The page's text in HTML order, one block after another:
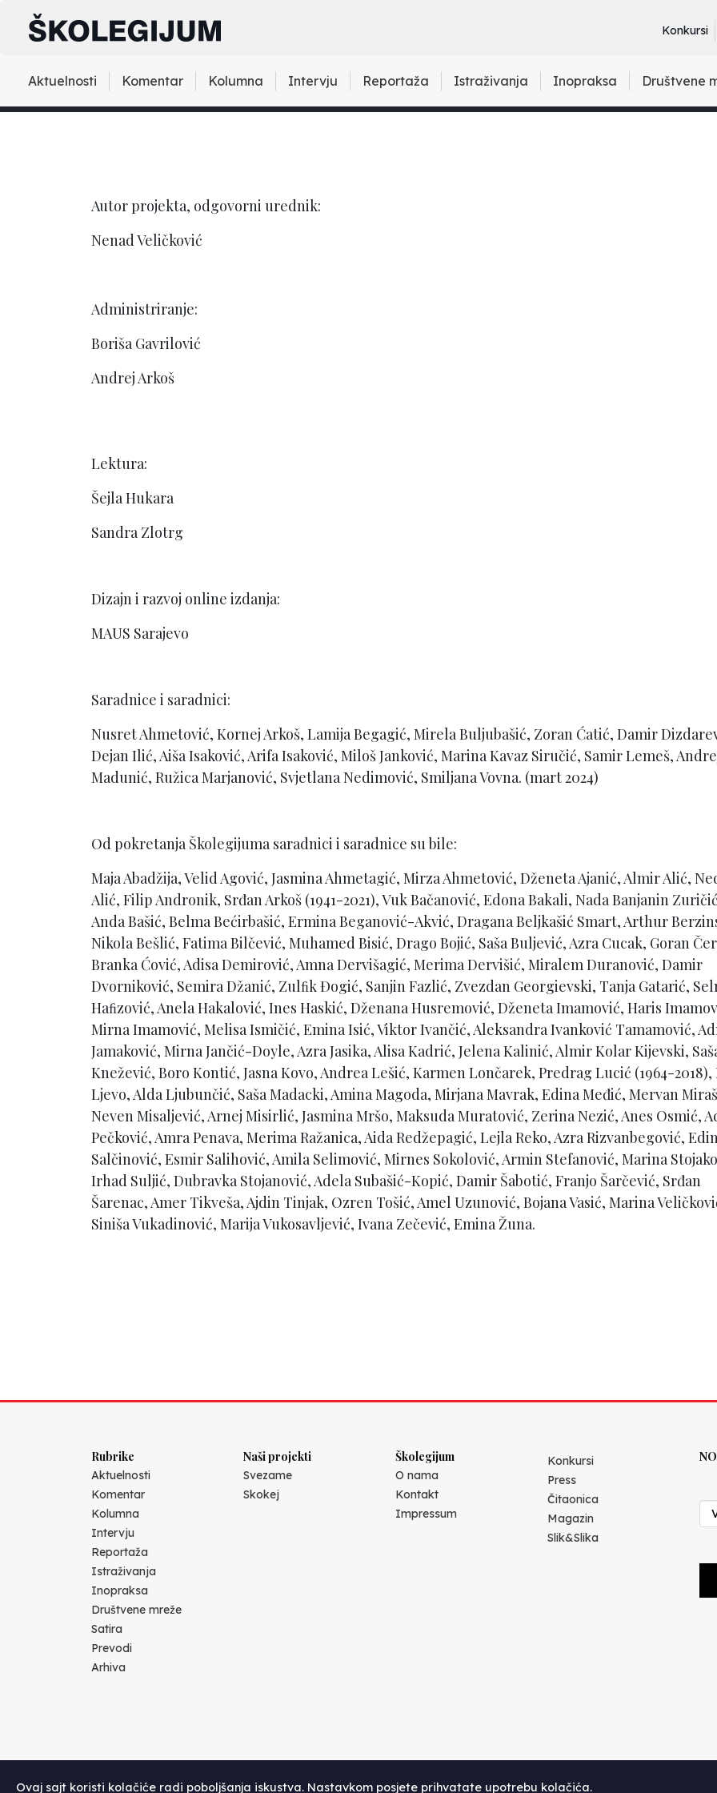
Konkursi
Aktuelnosti Komentar Kolumna Intervju Reportaža Istraživanja Inopraksa Društvene
Autor projekta, odgovorni urednik:
Nenad Veličković
Administriranje:
Boriša Gavrilović
Andrej Arkoš
Lektura:
Šejla Hukara
Sandra Zlotrg
Dizajn i razvoj online izdanja:
MAUS Sarajevo
Saradnice i saradnici:
Nusret Ahmetović, Kornej Arkoš, Lamija Begagić, Mirela Buljubašić, Zoran Ćatić, Damir
Dejan Ilić, Aiša Isaković, Arifa Isaković, Miloš Janković, Marina Kavaz Siručić, Samir Lemeš,
Madunić, Ružica Marjanović, Svjetlana Nedimović, Smiljana Vovna. (mart 2024)
Od pokretanja Školegijuma saradnici i saradnice su bile:
Maja Abadžija, Velid Agović, Jasmina Ahmetagić, Mirza Ahmetović, Dženeta Ajanić, Almir Alić,
Alić, Filip Andronik, Srđan Arkoš (1941-2021), Vuk Bačanović, Edona Bakali, Nada Banjanin
Anda Bašić, Belma Bećirbašić, Ermina Beganović-Akvić, Dragana Beljkašić Smart, Arthur
Nikola Bešlić, Fatima Bilčević, Muhamed Bisić, Drago Bojić, Saša Buljević, Azra Cucak, Goran
Branka Ćović, Adisa Demirović, Amna Dervišagić, Merima Dervišić, Miralem Duranović, Damir
Dvorniković, Semira Džanić, Zulﬁk Đogić, Sanjin Fazlić, Zvezdan Georgievski, Tanja Gatarić,
Haﬁzović, Anela Hakalović, Ines Haskić, Dženana Husremović, Dženeta Imamović, Haris
Mirna Imamović, Melisa Ismičić, Emina Isić, Viktor Ivančić, Aleksandra Ivanković Tamamović,
Jamaković, Mirna Jančić-Doyle, Azra Jasika, Alisa Kadrić, Jelena Kalinić, Almir Kolar Kijevski,
Knežević, Boro Kontić, Jasna Kovo, Andrea Lešić, Karmen Lončarek, Predrag Lucić (1964-2018),
Ljevo, Alda Ljubunčić, Saša Madacki, Amina Magoda, Mirjana Mavrak, Edina Međić, Mervan
Neven Misaljević, Arnej Misirlić, Jasmina Mršo, Maksuda Muratović, Zerina Nezić, Anes Osmić,
Pečković, Amra Penava, Merima Ražanica, Aida Redžepagić, Lejla Reko, Azra Rizvanbegović,
Salčinović, Esmir Salihović, Amila Selimović, Mirnes Sokolović, Armin Stefanović, Marina
Irhad Suljić, Dubravka Stojanović, Adela Subašić-Kopić, Damir Šabotić, Franjo Šarčević, Srđan
Šarenac, Amer Tikveša, Ajdin Tinjak, Ozren Tošić, Amel Uzunović, Bojana Vasić, Marina
Siniša Vukadinović, Marija Vukosavljević, Ivana Zečević, Emina Žuna.
Rubrike
Aktuelnosti
Komentar
Kolumna
Intervju
Reportaža
Istraživanja
Inopraksa
Društvene mreže
Satira
Prevodi
Arhiva
Naši projekti
Svezame
Skokej
Školegijum
O nama
Kontakt
Impressum
Konkursi
Press
Čitaonica
Magazin
Slik&Slika
Ovaj sajt koristi kolačiće radi poboljšanja iskustva. Nastavkom posjete prihvatate upotrebu kolačića.